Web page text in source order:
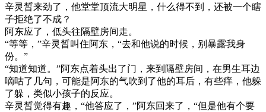
辛灵晳来劲了，他堂堂顶流大明星，什么得不到，还被一个瞎
子拒绝了不成？
阿东应了，低头往隔壁房间走。
“等等，”辛灵晳叫住阿东，“去和他说的时候，别暴露我身
份。”
“知道知道。”阿东点着头出了门，来到隔壁房间，在男生耳边
嘀咕了几句，可能是阿东的气吹到了他的耳后，有些痒，他躲
了躲，类似小孩子的反应。
辛灵晳觉得有趣，“他答应了，”阿东回来了，“但是他有个要